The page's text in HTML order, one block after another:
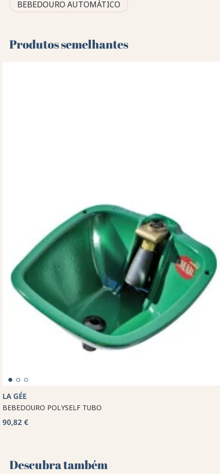
BEBEDOURO AUTOMÁTICO
Produtos semelhantes
LA GÉE
BEBEDOURO POLYSELF TUBO
90,82 €
Descubra também 🌻